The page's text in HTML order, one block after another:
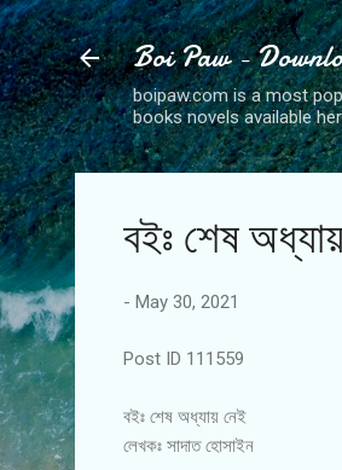
Boi Paw -
boipaw.com is a most
books novels available
বইঃ শেষ
- May 30, 2021
Post ID 111559
বইঃ শেষ অধ্যায় নেই
লেখকঃ সাদাত হোসাইন